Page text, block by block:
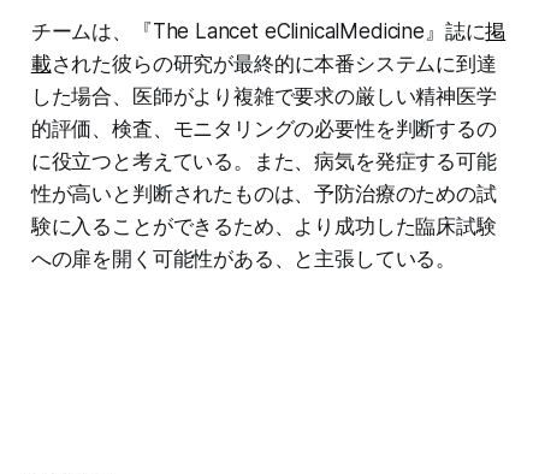
チームは、『The Lancet eClinicalMedicine』誌に掲
載された彼らの研究が最終的に本番システムに到達
した場合、医師がより複雑で要求の厳しい精神医学
的評価、検査、モニタリングの必要性を判断するの
に役立つと考えている。また、病気を発症する可能
性が高いと判断されたものは、予防治療のための試
験に入ることができるため、より成功した臨床試験
への扉を開く可能性がある、と主張している。